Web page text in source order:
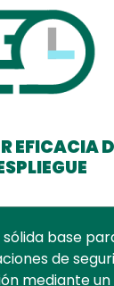
EFICACIA
base
de
mediante